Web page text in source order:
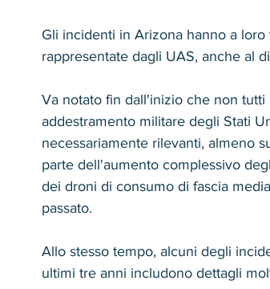
Gli incidenti in Arizona hanno a
rappresentate dagli UAS, anche al
Va notato fin dall'inizio che non
addestramento militare degli Stati
necessariamente rilevanti, almeno
parte dell'aumento complessivo
dei droni di consumo di fascia
passato.
Allo stesso tempo, alcuni degli
ultimi tre anni includono dettagli